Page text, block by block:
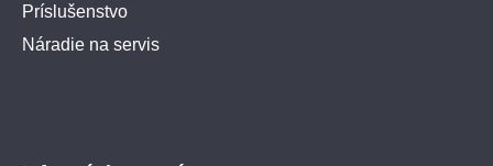
Príslušenstvo
Náradie na servis